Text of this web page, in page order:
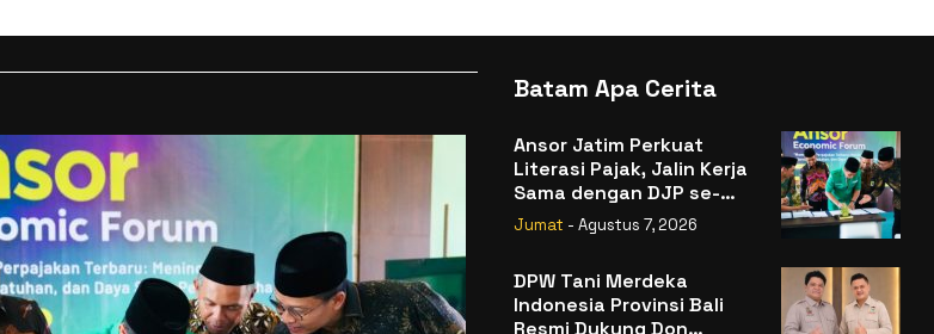
Batam Apa Cerita
Ansor Jatim Perkuat
Literasi Pajak, Jalin Kerja
Sama dengan DJP se-
Jatim
Jumat - Agustus 7, 2026
DPW Tani Merdeka
Indonesia Provinsi Bali
Resmi Dukung Don